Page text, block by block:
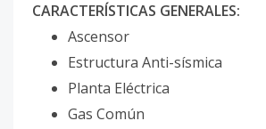
CARACTERÍSTICAS GENERALES:
Ascensor
Estructura Anti-sísmica
Planta Eléctrica
Gas Común